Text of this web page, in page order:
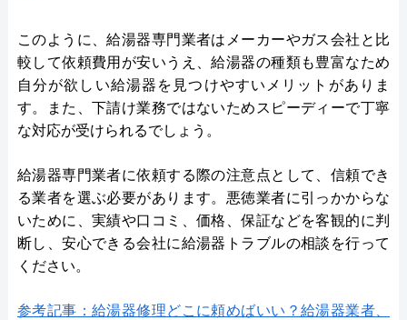
このように、給湯器専門業者はメーカーやガス会社と比
較して依頼費用が安いうえ、給湯器の種類も豊富なため
自分が欲しい給湯器を見つけやすいメリットがありま
す。また、下請け業務ではないためスピーディーで丁寧
な対応が受けられるでしょう。
給湯器専門業者に依頼する際の注意点として、信頼でき
る業者を選ぶ必要があります。悪徳業者に引っかからな
いために、実績や口コミ、価格、保証などを客観的に判
断し、安心できる会社に給湯器トラブルの相談を行って
ください。
参考記事：給湯器修理どこに頼めばいい？給湯器業者、